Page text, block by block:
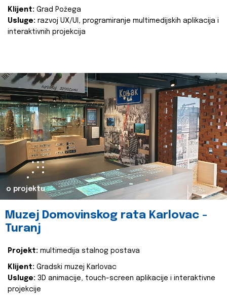
Klijent: Grad Požega
Usluge: razvoj UX/UI, programiranje multimedijskih aplikacija i
interaktivnih projekcija
o projektu
Muzej Domovinskog rata Karlovac -
Turanj
Projekt: multimedija stalnog postava
Klijent: Gradski muzej Karlovac
Usluge: 3D animacije, touch-screen aplikacije i interaktivne
projekcije